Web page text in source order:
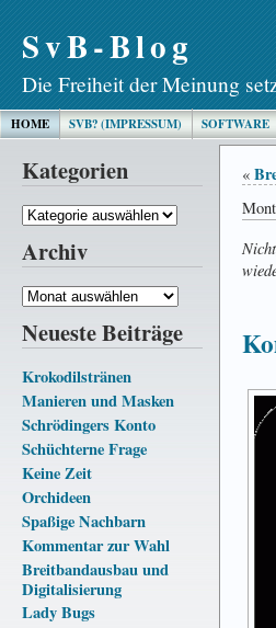
SvB-Blog
Die Freiheit der Meinung
HOME SVB? (IMPRESSUM) SOFTWARE
Kategorien
Kategorien
Archiv
Archiv
Neueste Beiträge
Krokodilstränen
Manieren und Masken
Schrödingers Konto
Schüchterne Frage
Keine Zeit
Orchideen
Spaßige Nachbarn
Kommentar zur Wahl
Breitbandausbau und
Digitalisierung
Lady Bugs
«